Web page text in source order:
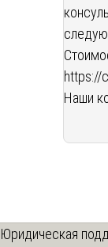
https://
Наши
Юридическая